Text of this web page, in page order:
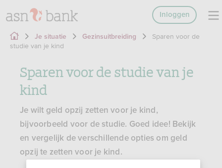
Inloggen
Je situatie Gezinsuitbreiding
Sparen voor de
studie van je kind
Sparen voor de studie van je
kind
Je wilt geld opzij zetten voor je kind,
bijvoorbeeld voor de studie. Goed idee! Bekijk
en vergelijk de verschillende opties om geld
opzij te zetten voor je kind.